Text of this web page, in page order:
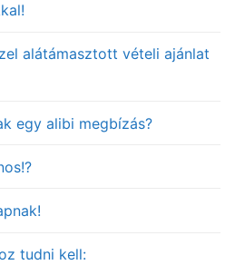
alátámasztott vételi ajánlat
egy alibi megbízás?
tudni kell: